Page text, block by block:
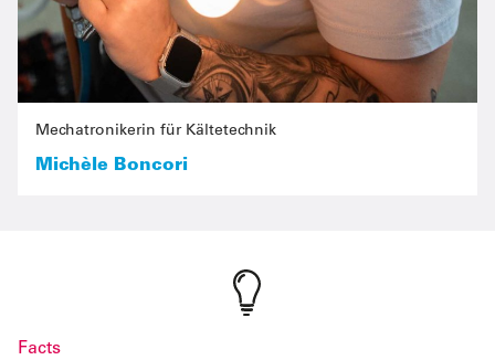
Mechatronikerin für Kältetechnik
Michèle Boncori
Facts